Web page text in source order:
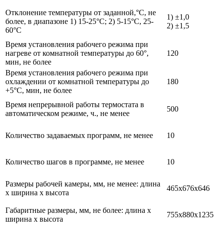
Отклонение температуры от заданной,°С, не
более, в диапазоне 1) 15-25°С; 2) 5-15°С, 25-
60°C
1) ±1,0
2) ±1,5
Время установления рабочего режима при
нагреве от комнатной температуры до 60°,
мин, не более
120
Время установления рабочего режима при
охлаждении от комнатной температуры до
+5°С, мин, не более
180
Время непрерывной работы термостата в
автоматическом режиме, ч., не менее
500
Количество задаваемых программ, не менее 10
Количество шагов в программе, не менее 10
Размеры рабочей камеры, мм, не менее: длина
х ширина х высота
465х676х646
Габаритные размеры, мм, не более: длина х
ширина х высота
755х880х1235